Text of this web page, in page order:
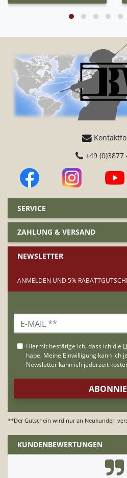
+49 (0)3877
SERVICE
ZAHLUNG & VERSAND
NEWSLETTER
ANMELDEN UND 5%
**Der Gutschein wird nur an Neukunden
KUNDENBEWERTUNGEN